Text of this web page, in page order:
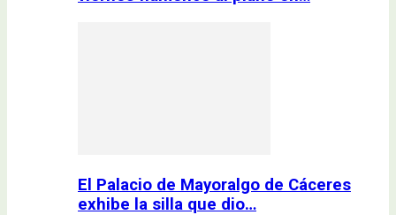
El Palacio de Mayoralgo de Cáceres
exhibe la silla que dio…